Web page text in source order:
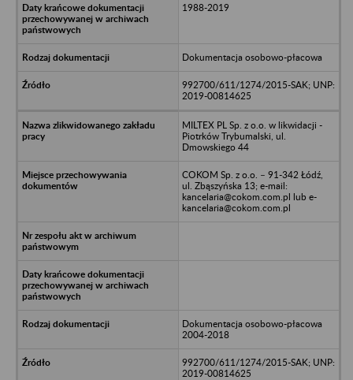
1988-2019
Dokumentacja osobowo-płacowa
992700/611/1274/2015-SAK; UNP:
2019-00814625
MILTEX PL Sp. z o.o. w likwidacji -
Piotrków Trybumalski, ul.
Dmowskiego 44
COKOM Sp. z o.o. – 91-342 Łódź,
ul. Zbąszyńska 13; e-mail:
kancelaria@cokom.com.pl lub e-
kancelaria@cokom.com.pl
Dokumentacja osobowo-płacowa
2004-2018
992700/611/1274/2015-SAK; UNP:
2019-00814625